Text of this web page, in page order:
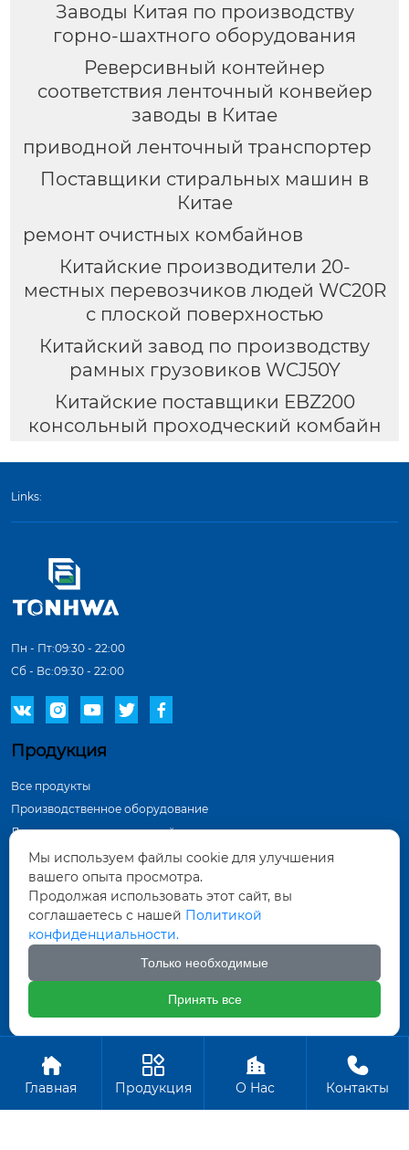
Заводы Китая по производству
горно-шахтного оборудования
Реверсивный контейнер
соответствия ленточный конвейер
заводы в Китае
приводной ленточный транспортер
Поставщики стиральных машин в
Китае
ремонт очистных комбайнов
Китайские производители 20-
местных перевозчиков людей WC20R
с плоской поверхностью
Китайский завод по производству
рамных грузовиков WCJ50Y
Китайские поставщики EBZ200
консольный проходческий комбайн
Links:
Пн - Пт:09:30 - 22:00
Сб - Вс:09:30 - 22:00
    
Продукция
Все продукты
Производственное оборудование
Демонстрация в мастерской
Инспекционное оборудование
Контактная информация
Тунхуа Группа, промышленный парк по
производству оборудования, город Датун,
571452961@qq.com
Авторское право ©ООО Датун Тунхуа Горных Машин
Производство

Главная

Продукция

О Hас

Контакты
Мы используем файлы cookie для улучшения
вашего опыта просмотра.
Продолжая использовать этот сайт, вы
соглашаетесь с нашей Политикой
конфиденциальности.
Только необходимые
Принять все